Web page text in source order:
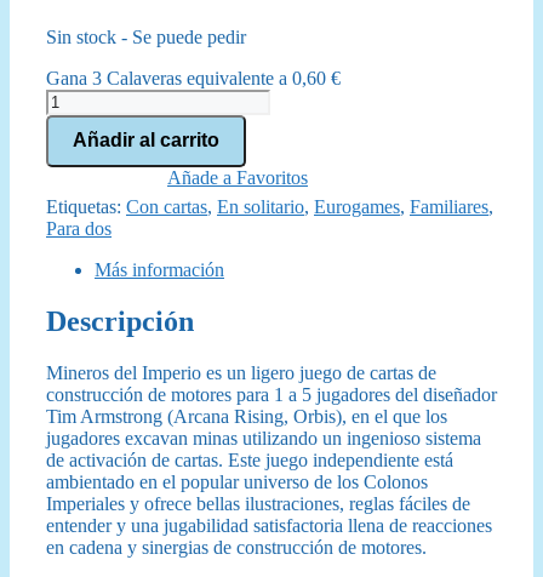
original
era:
35,00 €.
es:
Sin stock - Se puede pedir
Gana 3 Calaveras equivalente a 0,60 €
Mineros
del
Imperio
cantidad
Añadir al carrito
Añade a Favoritos
Etiquetas: Con cartas, En solitario, Eurogames, Familiares,
Para dos
Más información
Descripción
Mineros del Imperio es un ligero juego de cartas de
construcción de motores para 1 a 5 jugadores del diseñador
Tim Armstrong (Arcana Rising, Orbis), en el que los
jugadores excavan minas utilizando un ingenioso sistema
de activación de cartas. Este juego independiente está
ambientado en el popular universo de los Colonos
Imperiales y ofrece bellas ilustraciones, reglas fáciles de
entender y una jugabilidad satisfactoria llena de reacciones
en cadena y sinergias de construcción de motores.